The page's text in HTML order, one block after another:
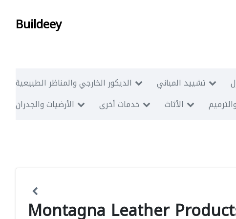
Buildeey
الديكور الخارجي والمناظر الطبيعية تشييد المباني
الأرضيات والجدران
خدمات أخرى الأثاث
Montagna Leather